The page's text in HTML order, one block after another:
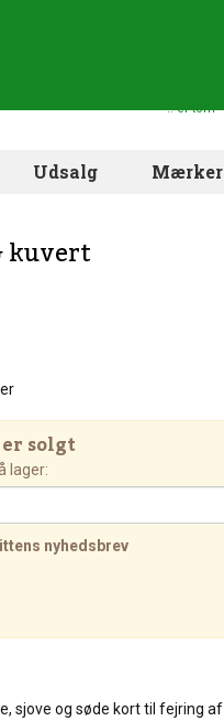
.. er tom
Udsalg Mærker
kuvert
solgt
lager:
nyhedsbrev
sjove og søde kort til fejring af